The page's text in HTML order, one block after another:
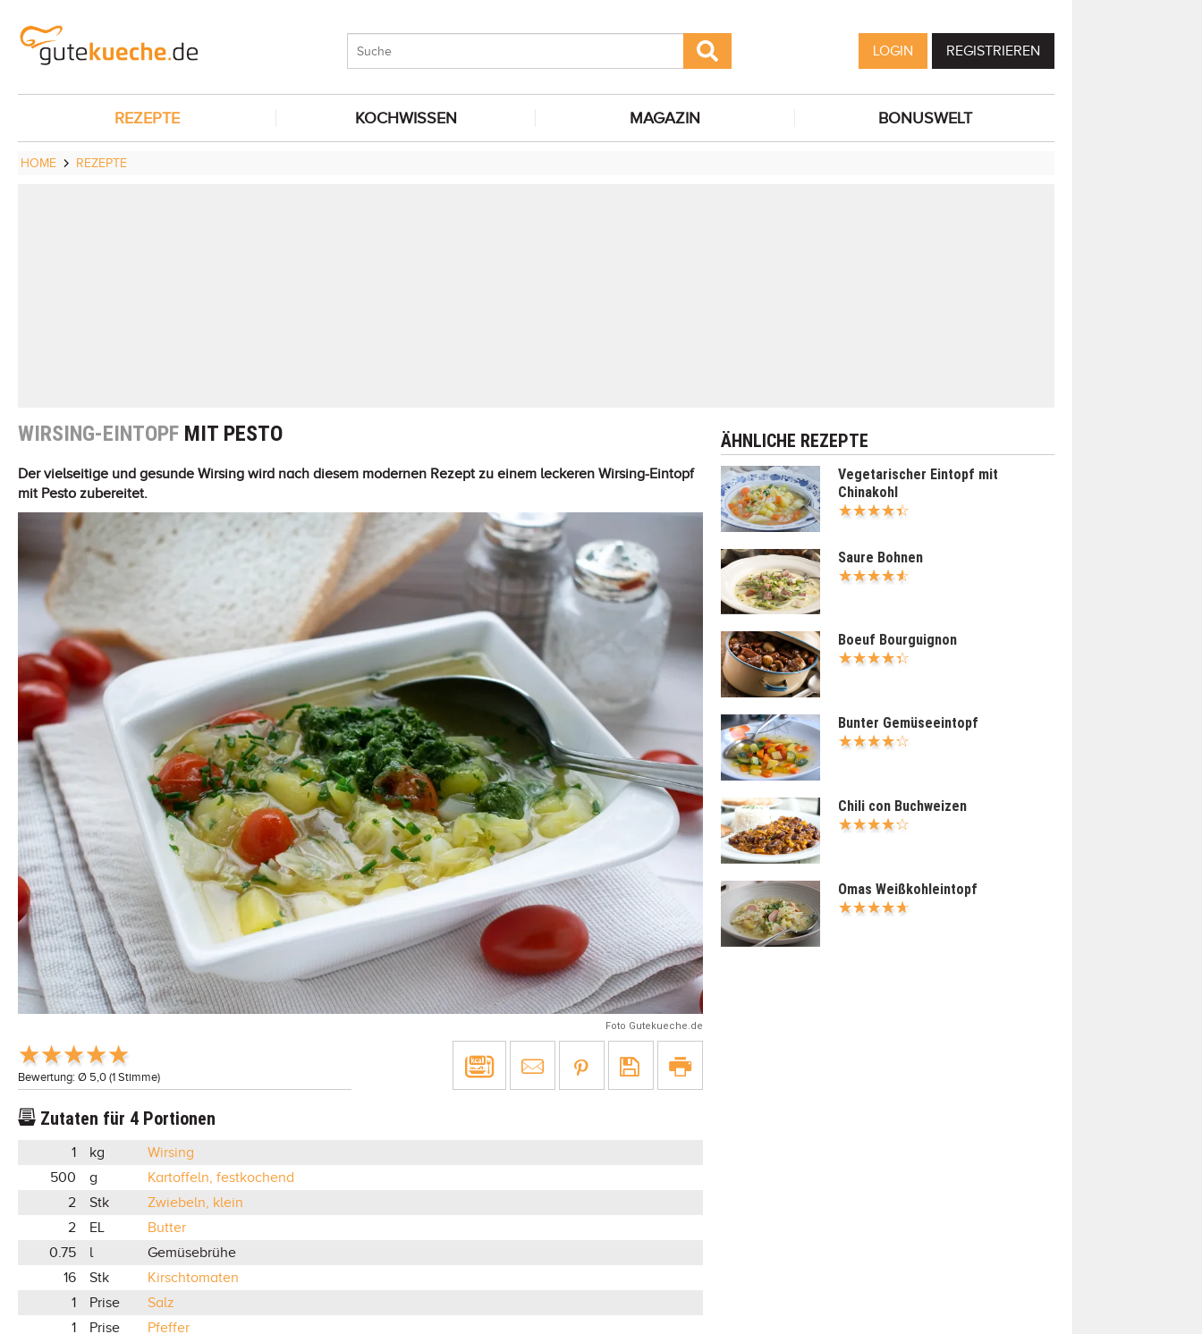
LOGIN REGISTRIEREN
REZEPTE KOCHWISSEN MAGAZIN BONUSWELT
HOME REZEPTE
WIRSING-EINTOPF MIT PESTO
Der vielseitige und gesunde Wirsing wird nach diesem modernen Rezept zu einem leckeren Wirsing-Eintopf
mit Pesto zubereitet.
Foto Gutekueche.de
Bewertung: Ø 5,0 (1 Stimme)
Zutaten für 4 Portionen
1 kg
Wirsing
500
g
Kartoffeln, festkochend
2
Stk
Zwiebeln, klein
2
EL
Butter
0.75
l
Gemüsebrühe
16
Stk
Kirschtomaten
1
Prise
Salz
1
Prise Pfeffer
ÄHNLICHE REZEPTE
Vegetarischer Eintopf mit
Chinakohl
Saure Bohnen
Boeuf Bourguignon
Bunter Gemüseeintopf
Chili con Buchweizen
Omas Weißkohleintopf